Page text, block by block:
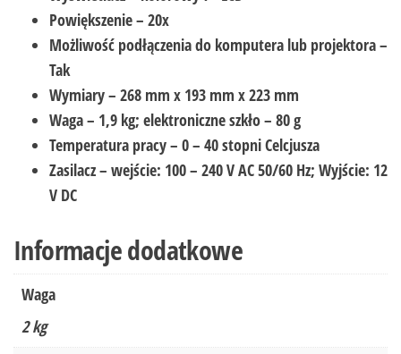
Powiększenie – 20x
Możliwość podłączenia do komputera lub projektora –
Tak
Wymiary – 268 mm x 193 mm x 223 mm
Waga – 1,9 kg; elektroniczne szkło – 80 g
Temperatura pracy – 0 – 40 stopni Celcjusza
Zasilacz – wejście: 100 – 240 V AC 50/60 Hz; Wyjście: 12
V DC
Informacje dodatkowe
Waga
2 kg